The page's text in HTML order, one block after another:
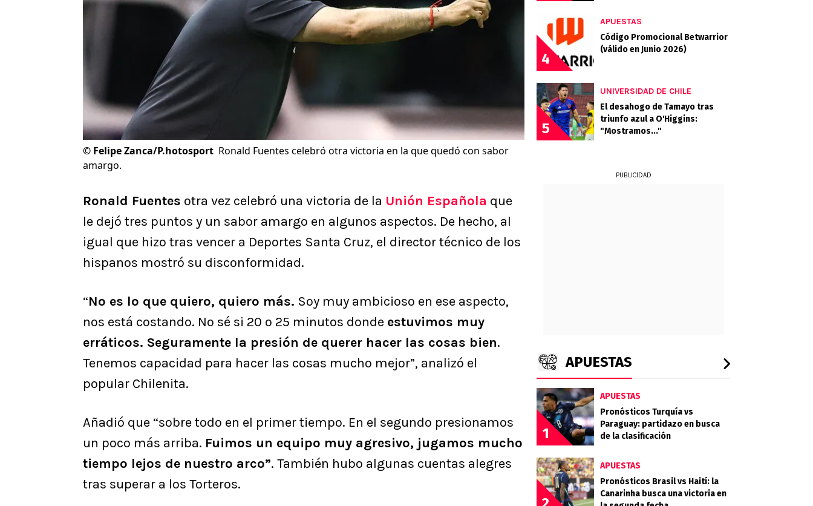
© Felipe Zanca/P.hotosport Ronald Fuentes celebró otra victoria en la que quedó con sabor
amargo.
Ronald Fuentes otra vez celebró una victoria de la Unión Española que
le dejó tres puntos y un sabor amargo en algunos aspectos. De hecho, al
igual que hizo tras vencer a Deportes Santa Cruz, el director técnico de los
hispanos mostró su disconformidad.
“No es lo que quiero, quiero más. Soy muy ambicioso en ese aspecto,
nos está costando. No sé si 20 o 25 minutos donde estuvimos muy
erráticos. Seguramente la presión de querer hacer las cosas bien.
Tenemos capacidad para hacer las cosas mucho mejor”, analizó el
popular Chilenita.
Añadió que “sobre todo en el primer tiempo. En el segundo presionamos
un poco más arriba. Fuimos un equipo muy agresivo, jugamos mucho
tiempo lejos de nuestro arco”. También hubo algunas cuentas alegres
tras superar a los Torteros.
4
APUESTAS
Código Promocional Betwarrior
(válido en Junio 2026)
5
UNIVERSIDAD DE CHILE
El desahogo de Tamayo tras
triunfo azul a O'Higgins:
"Mostramos..."
PUBLICIDAD
APUESTAS
1
APUESTAS
Pronósticos Turquía vs
Paraguay: partidazo en busca
de la clasificación
APUESTAS
Pronósticos Brasil vs Haití: la
Canarinha busca una victoria en